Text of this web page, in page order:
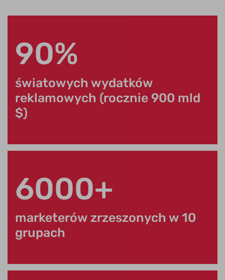
90%
światowych wydatków
reklamowych (rocznie 900 mld
$)
6000+
marketerów zrzeszonych w 10
grupach